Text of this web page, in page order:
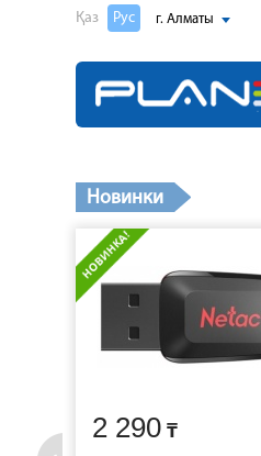
Қаз Рус г. Алматы
Новинки
2 290